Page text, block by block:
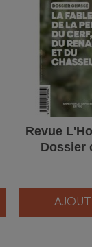
Revue
Dossier